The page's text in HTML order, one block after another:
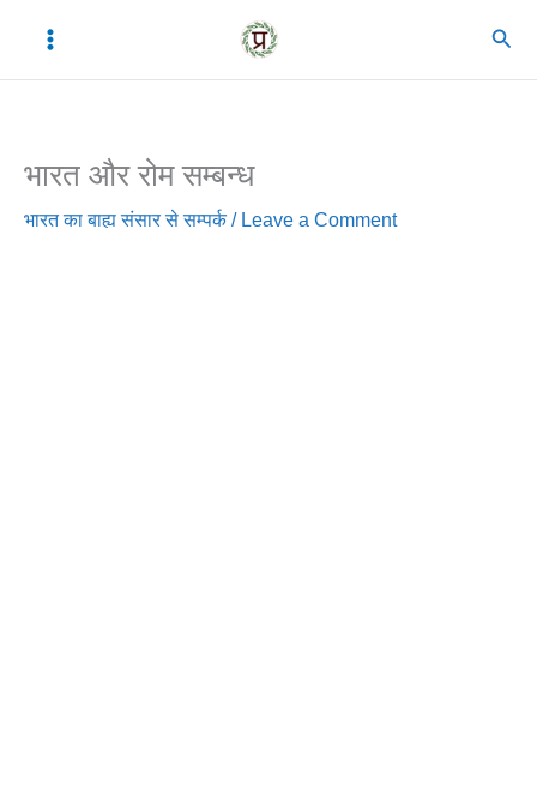
content
भारत और रोम सम्बन्ध
भारत का बाह्य संसार से सम्पर्क/ Leave a Comment
g
i